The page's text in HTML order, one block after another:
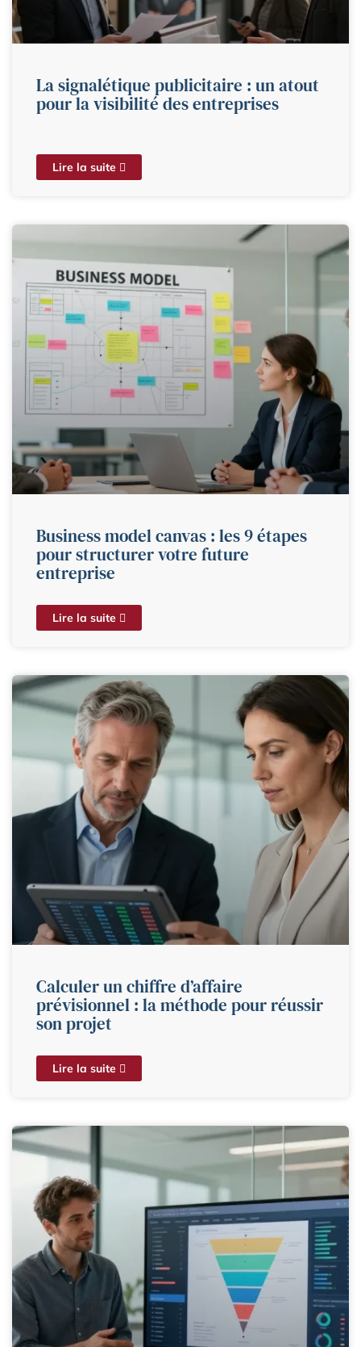
La signalétique publicitaire : un atout
pour la visibilité des entreprises
Lire la suite
Business model canvas : les 9 étapes
pour structurer votre future
entreprise
Lire la suite
Calculer un chiffre d’affaire
prévisionnel : la méthode pour réussir
son projet
Lire la suite